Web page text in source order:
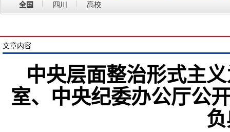
全国 四川 高校
文章内容
中央层面整治形式主
室、中央纪委办公厅公